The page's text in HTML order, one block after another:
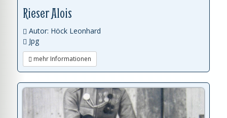
Rieser Alois
Autor: Höck Leonhard
Jpg
mehr Informationen